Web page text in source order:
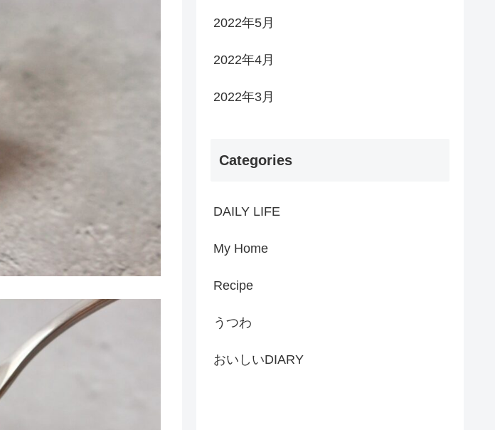
2022年5月
2022年4月
2022年3月
Categories
DAILY LIFE
My Home
Recipe
うつわ
おいしいDIARY